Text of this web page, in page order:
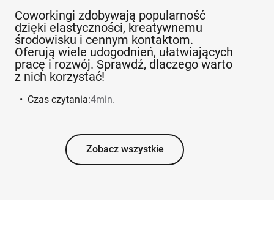
Coworkingi zdobywają popularność
dzięki elastyczności, kreatywnemu
środowisku i cennym kontaktom.
Oferują wiele udogodnień, ułatwiających
pracę i rozwój. Sprawdź, dlaczego warto
z nich korzystać!
• Czas czytania:4min.
Zobacz wszystkie
ZOBACZ WSZYSTKIE